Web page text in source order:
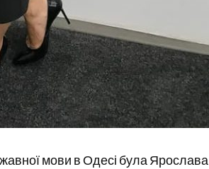
мови в Одесі була Ярослава